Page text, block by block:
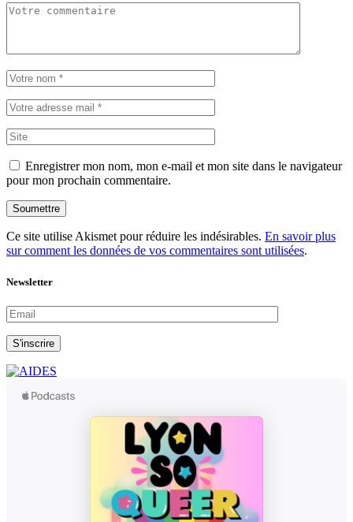
Enregistrer mon nom, mon e-mail et mon site dans le navigateur
pour mon prochain commentaire.
Soumettre
Ce site utilise Akismet pour réduire les indésirables. En savoir plus
sur comment les données de vos commentaires sont utilisées.
Newsletter
S'inscrire